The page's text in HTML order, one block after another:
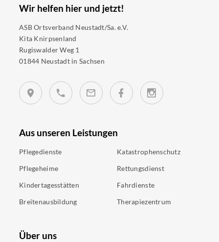
Wir helfen hier und jetzt!
ASB Ortsverband Neustadt/Sa. e.V.
Kita Knirpsenland
Rugiswalder Weg 1
01844 Neustadt in Sachsen
Aus unseren Leistungen
Pflegedienste
Pflegeheime
Kindertagesstätten
Breitenausbildung
Katastrophenschutz
Rettungsdienst
Fahrdienste
Therapiezentrum
Über uns